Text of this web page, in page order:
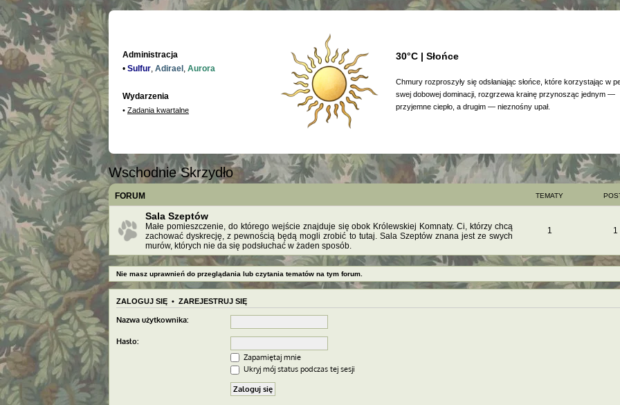
Administracja
• Sulfur Adirael Aurora
Wydarzenia
• Zadania kwartalne
30°C | Słońce
Chmury rozproszyły się odsłaniając słońce, które korzystając w
swej dobowej dominacji, rozgrzewa krainę przynosząc jednym —
przyjemne ciepło, a drugim — nieznośny upał.
Wschodnie Skrzydło
FORUM TEMATY
Sala Szeptów
Małe pomieszczenie, do którego wejście znajduje się obok Królewskiej Komnaty. Ci, którzy chcą
zachować dyskrecję, z pewnością będą mogli zrobić to tutaj. Sala Szeptów znana jest ze swych
murów, których nie da się podsłuchać w żaden sposób.
1 1
Nie masz uprawnień do przeglądania lub czytania tematów na tym forum.
ZALOGUJ SIĘ • ZAREJESTRUJ SIĘ
Nazwa użytkownika:
Hasło:
Zapamiętaj mnie
Ukryj mój status podczas tej sesji